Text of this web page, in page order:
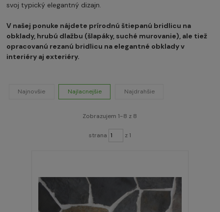
svoj typický elegantný dizajn.
V našej ponuke nájdete prírodnú štiepanú bridlicu na
obklady, hrubú dlažbu (šlapáky, suché murovanie), ale tiež
opracovanú rezanú bridlicu na elegantné obklady v
interiéry aj exteriéry.
Najnovšie Najlacnejšie Najdrahšie
Zobrazujem 1-8 z 8
strana z 1